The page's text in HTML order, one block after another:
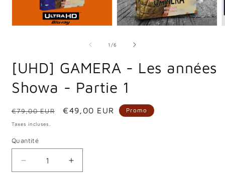
une
fenêtre
modale
média
une
fenêtre
modale
1 /de
6
[UHD] GAMERA - Les années
Showa - Partie 1
Prix
habituel
€79,00 EUR
Prix
€49,00 EUR Promo
Taxes incluses.
Quantité
Quantité
Réduire
Augmenter